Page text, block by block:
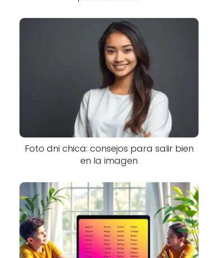
Foto dni chica: consejos para salir bien
en la imagen